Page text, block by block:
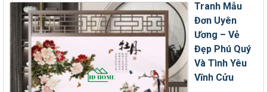
Tranh Mẫu
Đơn Uyên
Ương – Vẻ
Đẹp Phú Quý
Và Tình Yêu
Vĩnh Cửu